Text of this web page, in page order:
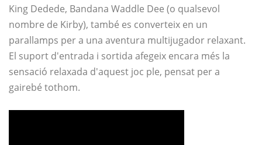
King Dedede, Bandana Waddle Dee (o qualsevol
nombre de Kirby), també es converteix en un
parallamps per a una aventura multijugador relaxant.
El suport d'entrada i sortida afegeix encara més la
sensació relaxada d'aquest joc ple, pensat per a
gairebé tothom.